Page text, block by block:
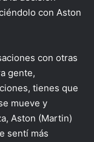
con Aston
con otras
gente,
tienes que
mueve y
Aston (Martin)
sentí más